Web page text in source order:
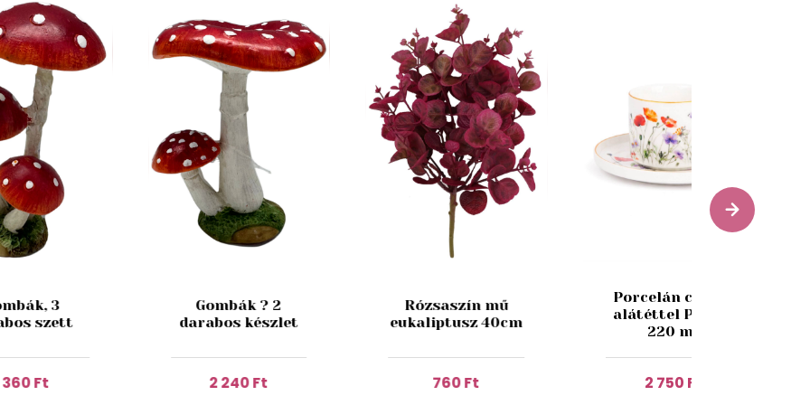
3
szett
360 Ft
Gombák ? 2
darabos készlet
2 240 Ft
Rózsaszín mű
eukaliptusz 40cm
760 Ft
Porcelán csésze
alátéttel Pipacs
220 ml
2 750 Ft